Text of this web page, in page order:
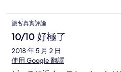
旅客真實評論
10/10 好極了
2018 年 5 月 2 日
使用 Google 翻譯